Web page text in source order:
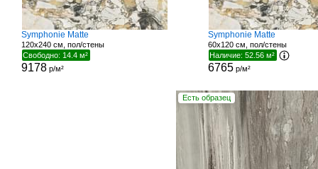
Symphonie Matte
120x240 см, пол/стены
Свободно: 14.4 м²
9178 р/м²
Symphonie Matte
60x120 см, пол/стены
Наличие: 52.56 м²
6765 р/м²
Есть образец